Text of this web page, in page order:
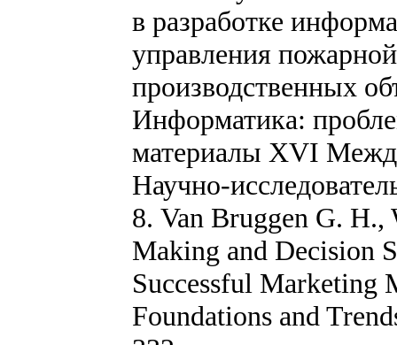
в разработке
управления
производственных
Информатика:
материалы XVI
Научно-
8. Van Bruggen G.
Making and Decision
Successful Marketing
Foundations and